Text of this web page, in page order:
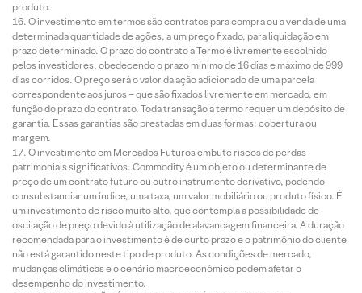
produto.
O investimento em termos são contratos para compra ou a venda de uma
determinada quantidade de ações, a um preço fixado, para liquidação em
prazo determinado. O prazo do contrato a Termo é livremente escolhido
pelos investidores, obedecendo o prazo mínimo de 16 dias e máximo de 999
dias corridos. O preço será o valor da ação adicionado de uma parcela
correspondente aos juros – que são fixados livremente em mercado, em
função do prazo do contrato. Toda transação a termo requer um depósito de
garantia. Essas garantias são prestadas em duas formas: cobertura ou
margem.
O investimento em Mercados Futuros embute riscos de perdas
patrimoniais significativos. Commodity é um objeto ou determinante de
preço de um contrato futuro ou outro instrumento derivativo, podendo
consubstanciar um índice, uma taxa, um valor mobiliário ou produto físico. É
um investimento de risco muito alto, que contempla a possibilidade de
oscilação de preço devido à utilização de alavancagem financeira. A duração
recomendada para o investimento é de curto prazo e o patrimônio do cliente
não está garantido neste tipo de produto. As condições de mercado,
mudanças climáticas e o cenário macroeconômico podem afetar o
desempenho do investimento.